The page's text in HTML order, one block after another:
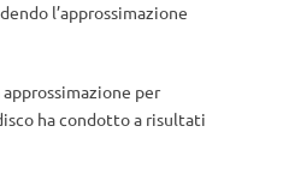
l’approssimazione
per
ha condotto a risultati